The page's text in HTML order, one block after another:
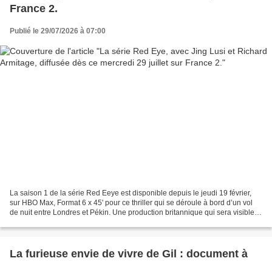
France 2.
Publié le 29/07/2026 à 07:00
La saison 1 de la série Red Eeye est disponible depuis le jeudi 19 février,
sur HBO Max, Format 6 x 45' pour ce thriller qui se déroule à bord d’un vol
de nuit entre Londres et Pékin. Une production britannique qui sera visible
La furieuse envie de vivre de Gil : document à